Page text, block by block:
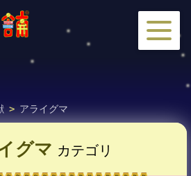
> アライグマ
グマ カテゴリ